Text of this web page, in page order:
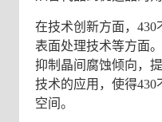
在技术创新方面， 430
表面处理技术等方面
抑制晶间腐蚀倾向，
技术的应用，使得430
空间。